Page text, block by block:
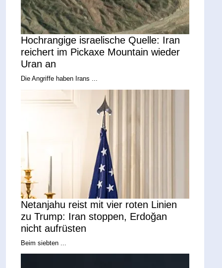
Hochrangige israelische Quelle: Iran
reichert im Pickaxe Mountain wieder
Uran an
Die Angriffe haben Irans ...
Netanjahu reist mit vier roten Linien
zu Trump: Iran stoppen, Erdoğan
nicht aufrüsten
Beim siebten ...